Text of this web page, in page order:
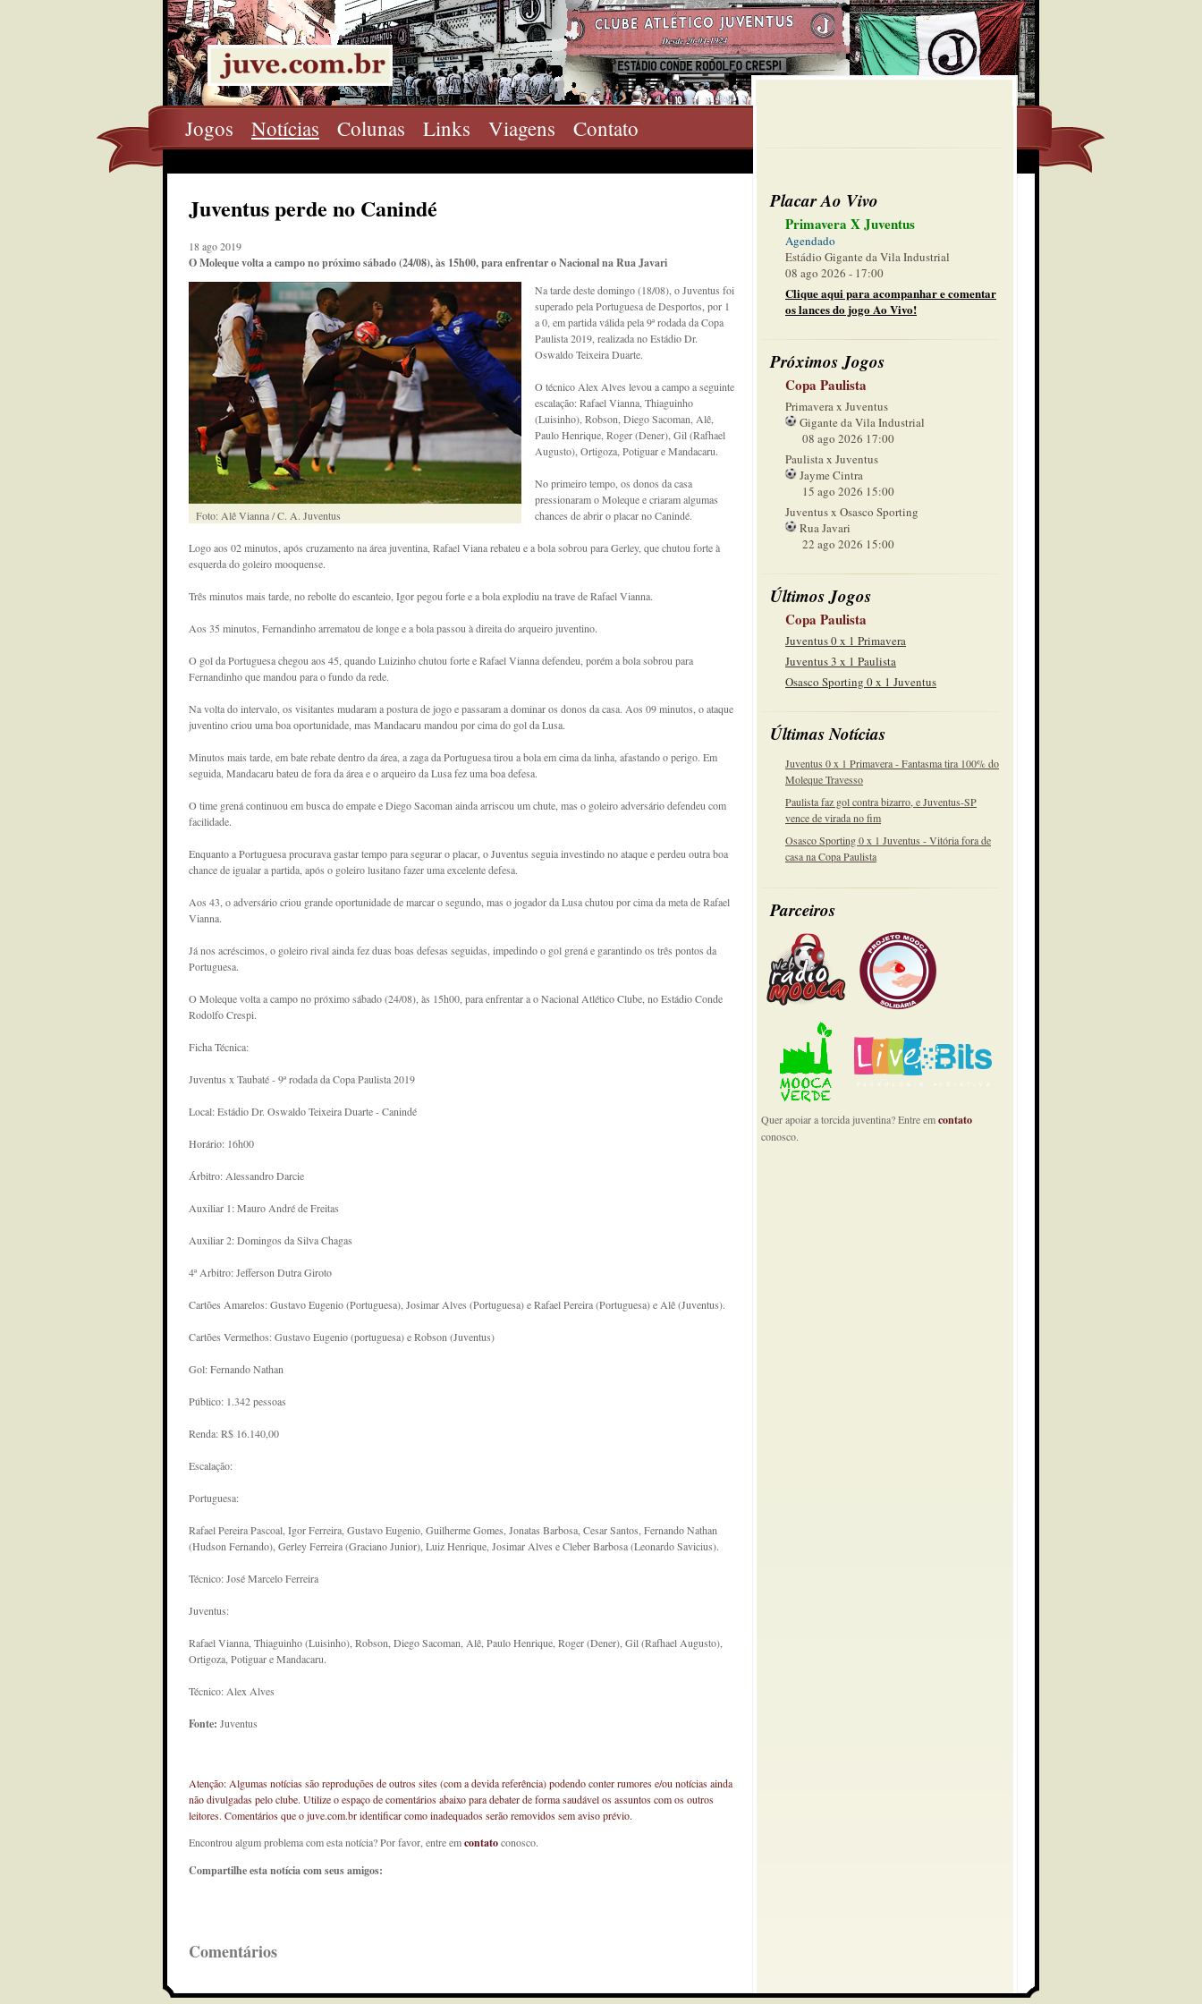
Jogos Notícias Colunas Links Viagens Contato
Placar Ao Vivo
Primavera X Juventus
Agendado
Estádio Gigante da Vila Industrial
08 ago 2026 - 17:00
Clique aqui para acompanhar e comentar
os lances do jogo Ao Vivo!
Próximos Jogos
Copa Paulista
Primavera x Juventus
Gigante da Vila Industrial
08 ago 2026 17:00
Paulista x Juventus
Jayme Cintra
15 ago 2026 15:00
Juventus x Osasco Sporting
Rua Javari
22 ago 2026 15:00
Últimos Jogos
Copa Paulista
Juventus 0 x 1 Primavera
Juventus 3 x 1 Paulista
Osasco Sporting 0 x 1 Juventus
Últimas Notícias
Juventus 0 x 1 Primavera - Fantasma tira 100% do
Moleque Travesso
Paulista faz gol contra bizarro, e Juventus-SP
vence de virada no fim
Osasco Sporting 0 x 1 Juventus - Vitória fora de
casa na Copa Paulista
Parceiros
Quer apoiar a torcida juventina? Entre emcontato
conosco.
Juventus perde no Canindé
18 ago 2019
O Moleque volta a campo no próximo sábado (24/08), às 15h00, para enfrentar o Nacional na Rua Javari
Foto: Alê Vianna / C. A. Juventus
Na tarde deste domingo (18/08), o Juventus foi
superado pela Portuguesa de Desportos, por 1
a 0, em partida válida pela 9ª rodada da Copa
Paulista 2019, realizada no Estádio Dr.
Oswaldo Teixeira Duarte.
O técnico Alex Alves levou a campo a seguinte
escalação: Rafael Vianna, Thiaguinho
(Luisinho), Robson, Diego Sacoman, Alê,
Paulo Henrique, Roger (Dener), Gil (Rafhael
Augusto), Ortigoza, Potiguar e Mandacaru.
No primeiro tempo, os donos da casa
pressionaram o Moleque e criaram algumas
chances de abrir o placar no Canindé.
Logo aos 02 minutos, após cruzamento na área juventina, Rafael Viana rebateu e a bola sobrou para Gerley, que chutou forte à
esquerda do goleiro mooquense.
Três minutos mais tarde, no rebolte do escanteio, Igor pegou forte e a bola explodiu na trave de Rafael Vianna.
Aos 35 minutos, Fernandinho arrematou de longe e a bola passou à direita do arqueiro juventino.
O gol da Portuguesa chegou aos 45, quando Luizinho chutou forte e Rafael Vianna defendeu, porém a bola sobrou para
Fernandinho que mandou para o fundo da rede.
Na volta do intervalo, os visitantes mudaram a postura de jogo e passaram a dominar os donos da casa. Aos 09 minutos, o ataque
juventino criou uma boa oportunidade, mas Mandacaru mandou por cima do gol da Lusa.
Minutos mais tarde, em bate rebate dentro da área, a zaga da Portuguesa tirou a bola em cima da linha, afastando o perigo. Em
seguida, Mandacaru bateu de fora da área e o arqueiro da Lusa fez uma boa defesa.
O time grená continuou em busca do empate e Diego Sacoman ainda arriscou um chute, mas o goleiro adversário defendeu com
facilidade.
Enquanto a Portuguesa procurava gastar tempo para segurar o placar, o Juventus seguia investindo no ataque e perdeu outra boa
chance de igualar a partida, após o goleiro lusitano fazer uma excelente defesa.
Aos 43, o adversário criou grande oportunidade de marcar o segundo, mas o jogador da Lusa chutou por cima da meta de Rafael
Vianna.
Já nos acréscimos, o goleiro rival ainda fez duas boas defesas seguidas, impedindo o gol grená e garantindo os três pontos da
Portuguesa.
O Moleque volta a campo no próximo sábado (24/08), às 15h00, para enfrentar a o Nacional Atlético Clube, no Estádio Conde
Rodolfo Crespi.
Ficha Técnica:
Juventus x Taubaté - 9ª rodada da Copa Paulista 2019
Local: Estádio Dr. Oswaldo Teixeira Duarte - Canindé
Horário: 16h00
Árbitro: Alessandro Darcie
Auxiliar 1: Mauro André de Freitas
Auxiliar 2: Domingos da Silva Chagas
4ª Arbitro: Jefferson Dutra Giroto
Cartões Amarelos: Gustavo Eugenio (Portuguesa), Josimar Alves (Portuguesa) e Rafael Pereira (Portuguesa) e Alê (Juventus).
Cartões Vermelhos: Gustavo Eugenio (portuguesa) e Robson (Juventus)
Gol: Fernando Nathan
Público: 1.342 pessoas
Renda: R$ 16.140,00
Escalação:
Portuguesa:
Rafael Pereira Pascoal, Igor Ferreira, Gustavo Eugenio, Guilherme Gomes, Jonatas Barbosa, Cesar Santos, Fernando Nathan
(Hudson Fernando), Gerley Ferreira (Graciano Junior), Luiz Henrique, Josimar Alves e Cleber Barbosa (Leonardo Savicius).
Técnico: José Marcelo Ferreira
Juventus:
Rafael Vianna, Thiaguinho (Luisinho), Robson, Diego Sacoman, Alê, Paulo Henrique, Roger (Dener), Gil (Rafhael Augusto),
Ortigoza, Potiguar e Mandacaru.
Técnico: Alex Alves
Fonte: Juventus
Atenção: Algumas notícias são reproduções de outros sites (com a devida referência) podendo conter rumores e/ou notícias ainda
não divulgadas pelo clube. Utilize o espaço de comentários abaixo para debater de forma saudável os assuntos com os outros
leitores. Comentários que o juve.com.br identificar como inadequados serão removidos sem aviso prévio.
Encontrou algum problema com esta notícia? Por favor, entre emcontatoconosco.
Compartilhe esta notícia com seus amigos:
Comentários